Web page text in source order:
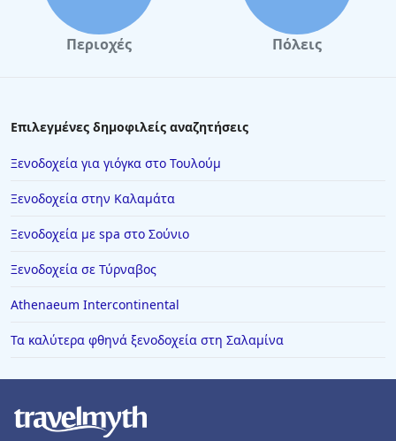
Περιοχές Πόλεις
Επιλεγμένες δημοφιλείς αναζητήσεις
Ξενοδοχεία για γιόγκα στο Τουλούμ
Ξενοδοχεία στην Καλαμάτα
Ξενοδοχεία με spa στο Σούνιο
Ξενοδοχεία σε Τύρναβος
Athenaeum Intercontinental
Τα καλύτερα φθηνά ξενοδοχεία στη Σαλαμίνα